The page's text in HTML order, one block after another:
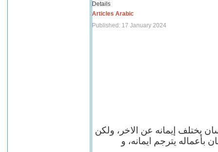
Details
Articles Arabic
Published: 17 January 2024
يختلف إيمانه عن الاخر، ولكن
بأعماله يترجم ايمانه، و